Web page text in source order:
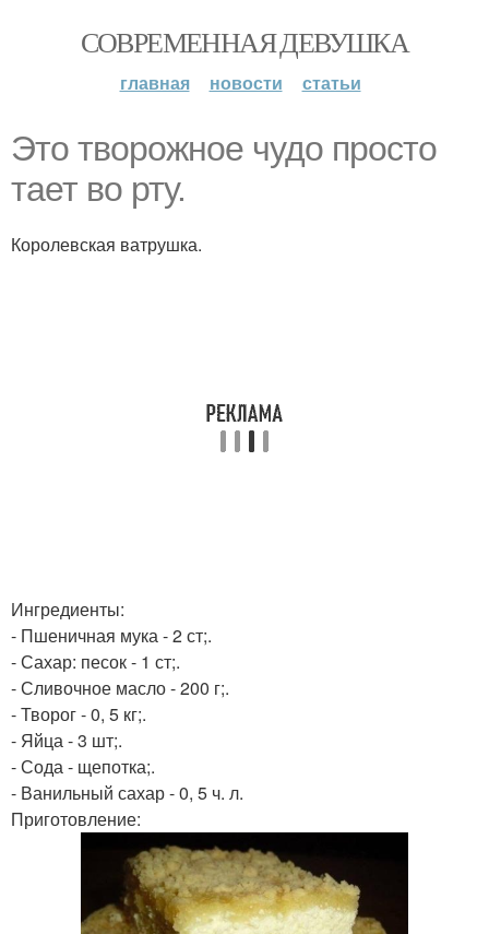
СОВРЕМЕННАЯ ДЕВУШКА
главная новости статьи
Это творожное чудо просто
тает во рту.
Королевская ватрушка.
Ингредиенты:
- Пшеничная мука - 2 ст;.
- Сахар: песок - 1 ст;.
- Сливочное масло - 200 г;.
- Творог - 0, 5 кг;.
- Яйца - 3 шт;.
- Сода - щепотка;.
- Ванильный сахар - 0, 5 ч. л.
Приготовление: